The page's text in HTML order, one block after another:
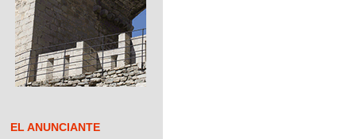
EL ANUNCIANTE